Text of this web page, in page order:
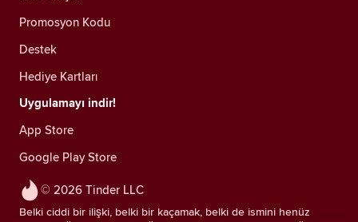
© 2026 Tinder LLC
Belki ciddi bir ilişki, belki bir kaçamak, belki de ismini henüz
Promosyon Kodu
Destek
Hediye Kartları
Uygulamayı indir!
App Store
Google Play Store